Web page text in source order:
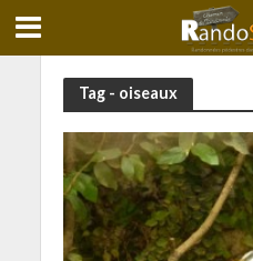
Tag - oiseaux